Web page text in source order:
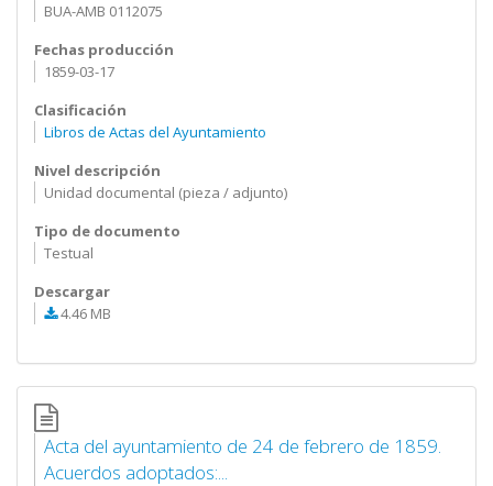
BUA-AMB 0112075
Fechas producción
1859-03-17
Clasificación
Libros de Actas del Ayuntamiento
Nivel descripción
Unidad documental (pieza / adjunto)
Tipo de documento
Testual
Descargar
4.46 MB
Acta del ayuntamiento de 24 de febrero de 1859.
Acuerdos adoptados:...